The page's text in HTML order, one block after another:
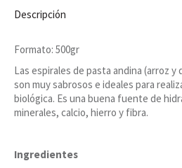
Descripción
Formato: 500gr
Las espirales de pasta andina (arroz y
son muy sabrosos e ideales para
biológica. Es una buena fuente de
minerales, calcio, hierro y fibra.
Ingredientes